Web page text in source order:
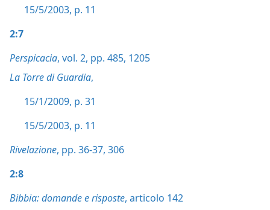
15/5/2003, p. 11
2:7
Perspicacia, vol. 2, pp. 485, 1205
La Torre di Guardia,
15/1/2009, p. 31
15/5/2003, p. 11
Rivelazione, pp. 36-37, 306
2:8
Bibbia: domande e risposte, articolo 142